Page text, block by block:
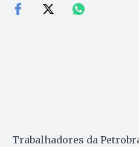
Trabalhadores da